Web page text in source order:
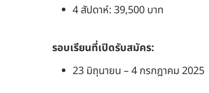
4 สัปดาห์: 39,500 บาท
รอบเรียนที่เปิดรับสมัคร:
23 มิถุนายน – 4 กรกฎาคม 2025